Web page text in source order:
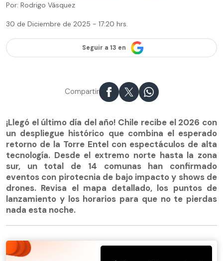
Por: Rodrigo Vásquez
30 de Diciembre de 2025 - 17:20 hrs.
Seguir a 13 en
Compartir
¡Llegó el último día del año! Chile recibe el 2026 con
un despliegue histórico que combina el esperado
retorno de la Torre Entel con espectáculos de alta
tecnología. Desde el extremo norte hasta la zona
sur, un total de 14 comunas han confirmado
eventos con pirotecnia de bajo impacto y shows de
drones. Revisa el mapa detallado, los puntos de
lanzamiento y los horarios para que no te pierdas
nada esta noche.